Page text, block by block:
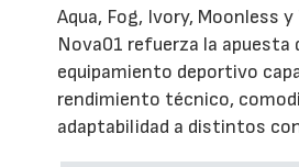
Aqua, Fog, Ivory, Moonless
Nova01 refuerza la apuesta
equipamiento deportivo
rendimiento técnico,
adaptabilidad a distintos